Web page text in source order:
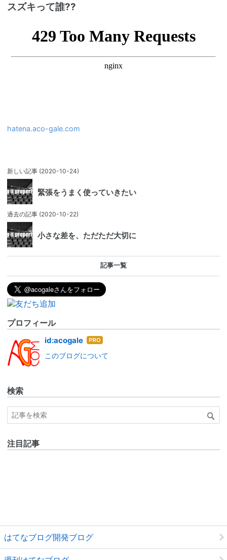
スズキって誰??
hatena.aco-gale.com
新しい記事 (2020-10-24)
緊張をうまく使っていきたい
過去の記事 (2020-10-22)
小さな差を、ただただ大切に
記事一覧
プロフィール
id:acogale はて
ログ
このブログについて
検索
注目記事
はてなブログ開発ブログ